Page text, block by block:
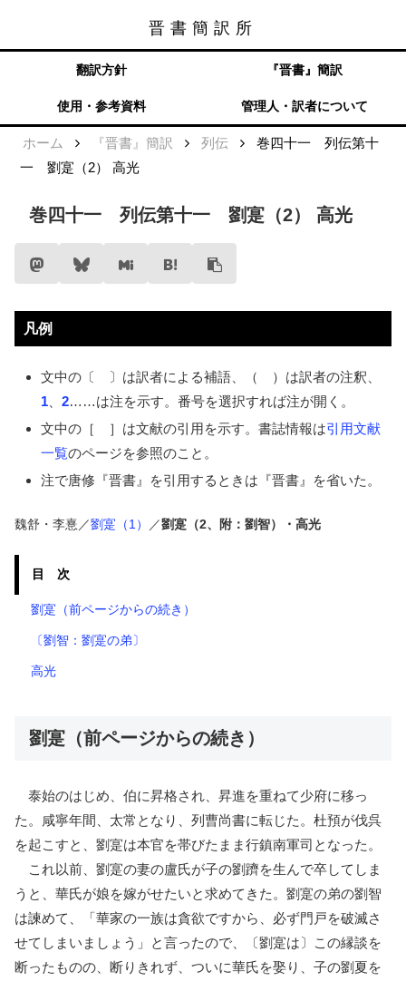
晋書簡訳所
翻訳方針 『晋書』簡訳
使用・参考資料 管理人・訳者について
ホーム 『晋書』簡訳 列伝
巻四十一 列伝第十
一 劉寔（2） 高光
巻四十一 列伝第十一 劉寔（2） 高光
凡例
文中の〔 〕は訳者による補語、（ ）は訳者の注釈、
1
2……は注を示す。番号を選択すれば注が開く。
文中の［ ］は文献の引用を示す。書誌情報は引用文献
一覧のページを参照のこと。
注で唐修『晋書』を引用するときは『晋書』を省いた。
魏舒・李憙／劉寔（1） ／劉寔（2、附：劉智）・高光
目 次
劉寔（前ページからの続き）
〔劉智：劉寔の弟〕
高光
劉寔（前ページからの続き）
泰始のはじめ、伯に昇格され、昇進を重ねて少府に移っ
た。咸寧年間、太常となり、列曹尚書に転じた。杜預が伐呉
を起こすと、劉寔は本官を帯びたまま行鎮南軍司となった。
これ以前、劉寔の妻の盧氏が子の劉躋を生んで卒してしま
うと、華氏が娘を嫁がせたいと求めてきた。劉寔の弟の劉智
は諫めて、「華家の一族は貪欲ですから、必ず門戸を破滅さ
せてしまいましょう」と言ったので、〔劉寔は〕この縁談を
断ったものの、断りきれず、ついに華氏を娶り、子の劉夏を
晋書簡訳所